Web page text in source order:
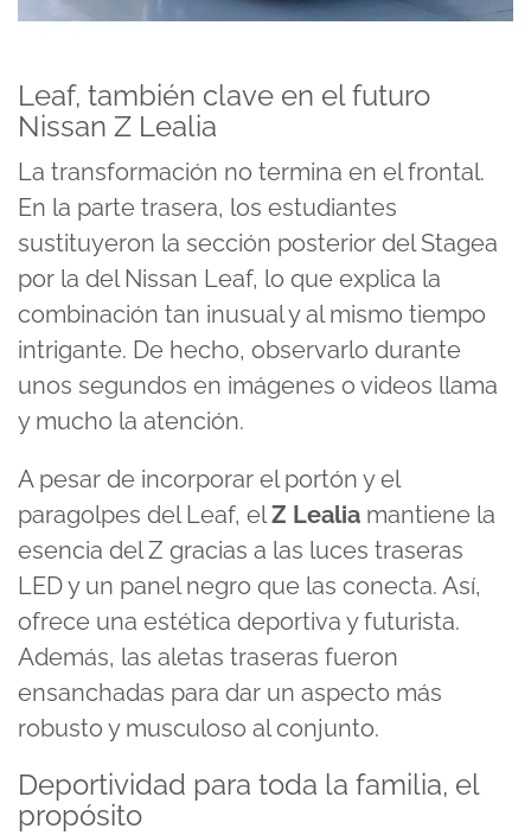
Leaf, también clave en el futuro
Nissan Z Lealia
La transformación no termina en el frontal.
En la parte trasera, los estudiantes
sustituyeron la sección posterior del Stagea
por la delNissan Leaf, lo que explica la
combinación tan inusual y al mismo tiempo
intrigante. De hecho, observarlo durante
unos segundos en imágenes o videos llama
y mucho la atención.
A pesar de incorporar el portón y el
paragolpes del Leaf, elZ Lealia mantiene la
esencia del Z gracias a las luces traseras
LED y un panel negro que las conecta. Así,
ofrece una estética deportiva y futurista.
Además, las aletas traseras fueron
ensanchadas para dar un aspecto más
robusto y musculoso al conjunto.
Deportividad para toda la familia, el
propósito